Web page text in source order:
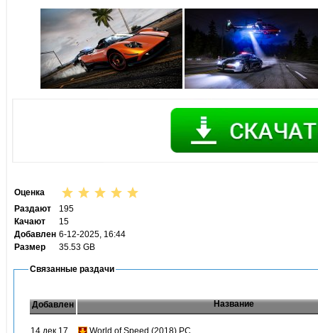
Оценка
Раздают
195
Качают
15
Добавлен 6-12-2025, 16:44
Размер
35.53 GB
Связанные раздачи
Добавлен Название
14 дек 17 World of Speed (2018) PC